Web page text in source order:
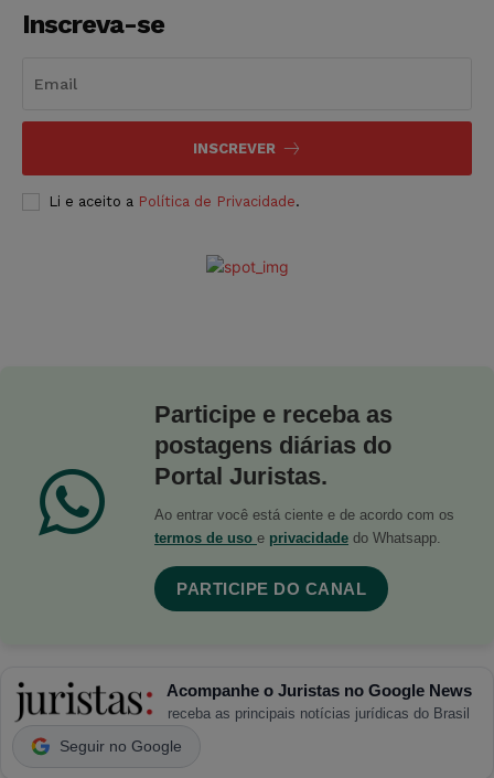
Inscreva-se
INSCREVER
Li e aceito a Política de Privacidade.
Participe e receba as
postagens diárias do
Portal Juristas.
Ao entrar você está ciente e de acordo com os
termos de uso e privacidade do Whatsapp.
PARTICIPE DO CANAL
Acompanhe o Juristas no Google News
receba as principais notícias jurídicas do Brasil
Seguir no Google